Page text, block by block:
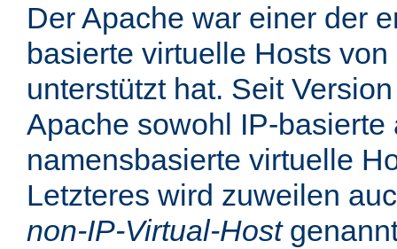
Der Apache war einer der
basierte virtuelle Hosts
unterstützt hat. Seit
Apache sowohl IP-basierte
namensbasierte virtuelle
Letzteres wird zuweilen
non-IP-Virtual-Host